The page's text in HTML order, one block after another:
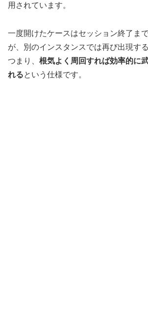
用されています。
一度開けたケースはセッション終了ま
が、別のインスタンスでは再び出現す
つまり、 根気よく周回すれば効率的に
れるという仕様です。